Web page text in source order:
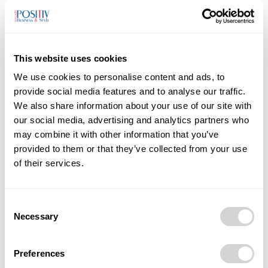
This website uses cookies
We use cookies to personalise content and ads, to
provide social media features and to analyse our traffic.
We also share information about your use of our site with
our social media, advertising and analytics partners who
may combine it with other information that you’ve
provided to them or that they’ve collected from your use
of their services.
Selection
Necessary
Preferences
Program nabídne skladby Leoše Janáčka, Maxe
Brucha, Jeana Sibelia a Dmitrije Šostakoviče. Právě
tradici s mezinárodně srozumitelným repertoárem.
pro nás důležité propojit mezinárodní aktivity orchestru s
domácím publikem a ukázat, v jakém uměleckém
rozpoložení se JFO vydává do zahraničí,“doplňujeJan
Žemla.
Ostrava na mapě evropské kultury
důkaz proměny obrazu Ostravy.
„Janáčkova filharmonie
Její úspěchy v zahraničí potvrzují, že Ostrava má co